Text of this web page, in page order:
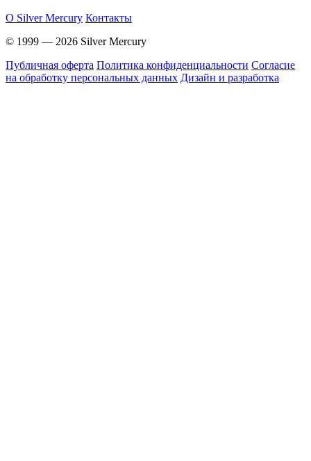
O Silver Mercury Контакты
© 1999 — 2026 Silver Mercury
Публичная оферта Политика конфиденциальности Согласие
на обработку персональных данных Дизайн и разработка